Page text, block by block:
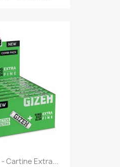
Cartine Extra...